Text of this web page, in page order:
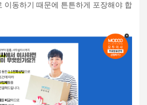
이동하기 때문에 튼튼하게 포장해야 합